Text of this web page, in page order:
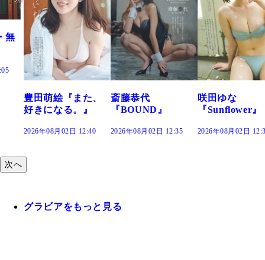
斎藤恭代
『BOUND』
2026年08月02日 12:35
咲田ゆな
『Sunflower』
2026年08月02日 12:30
藤水咲桜『
だまり』
2026年08月02日
次へ
グラビアをもっと見る